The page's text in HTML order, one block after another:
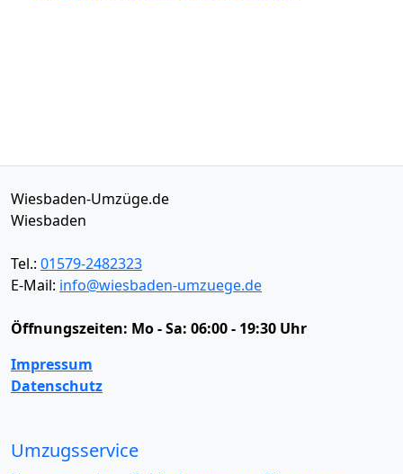
Wiesbaden-Umzüge.de
Wiesbaden
Tel.: 01579-2482323
E-Mail: info@wiesbaden-umzuege.de
Öffnungszeiten: Mo - Sa: 06:00 - 19:30 Uhr
Impressum
Datenschutz
Umzugsservice